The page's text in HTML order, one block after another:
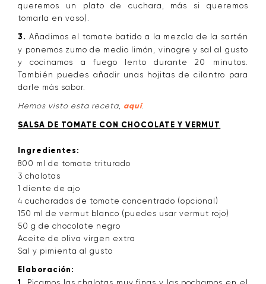
queremos un plato de cuchara, más si queremos
tomarla en vaso).
3. Añadimos el tomate batido a la mezcla de la sartén
y ponemos zumo de medio limón, vinagre y sal al gusto
y cocinamos a fuego lento durante 20 minutos.
También puedes añadir unas hojitas de cilantro para
darle más sabor.
Hemos visto esta receta, aquí.
SALSA DE TOMATE CON CHOCOLATE Y VERMUT
Ingredientes:
800 ml de tomate triturado
3 chalotas
1 diente de ajo
4 cucharadas de tomate concentrado (opcional)
150 ml de vermut blanco (puedes usar vermut rojo)
50 g de chocolate negro
Aceite de oliva virgen extra
Sal y pimienta al gusto
Elaboración: